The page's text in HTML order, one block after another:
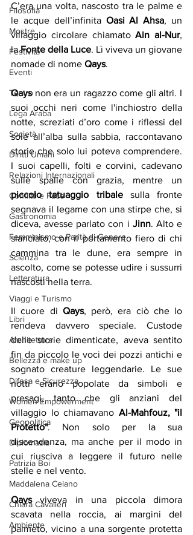
Filosofia
Mostre
Festività
Eventi
Teatro
Lega Araba
Società
Diritti Umani
Relazioni Internazionali
Conflitti e Pace
Gastronomia
Femminismo e Parità di Genere
Scienza
Letteratura
Viaggi e Turismo
Libri
Architettura
Bellezza e make up
Difesa e Sicurezza
Women Empowerment
Geopolitica
Diplomazia
Patrizia Boi
Maddalena Celano
Chiara Cavalieri
Ambiente
C’era una volta, nascosto tra le palme e
le acque dell’infinita Oasi Al Ahsa, un
villaggio circolare chiamato Ain al-Nur,
la Fonte della Luce. Lì viveva un giovane
nomade di nome Qays.
Qays non era un ragazzo come gli altri. I
suoi occhi neri come l'inchiostro della
notte, screziati d’oro come i riflessi del
sole all’alba sulla sabbia, raccontavano
storie che solo lui poteva comprendere.
I suoi capelli, folti e corvini, cadevano
piccolo tatuaggio tribale sulla fronte
segnava il legame con una stirpe che, si
diceva, avesse parlato con i Jinn. Alto e
slanciato, con il portamento fiero di chi
cammina tra le dune, era sempre in
ascolto, come se potesse udire i sussurri
nascosti nella terra.
Il cuore di Qays, però, era ciò che lo
rendeva davvero speciale. Custode
delle storie dimenticate, aveva sentito
fin da piccolo le voci dei pozzi antichi e
sognato creature leggendarie. Le sue
notti erano popolate da simboli e
presagi, tanto che gli anziani del
villaggio lo chiamavano Al-Mahfouz, "il
Protetto". Non solo per la sua
discendenza, ma anche per il modo in
cui riusciva a leggere il futuro nelle
stelle e nel vento.
Qays viveva in una piccola dimora
scavata nella roccia, ai margini del
palmeto, vicino a una sorgente protetta